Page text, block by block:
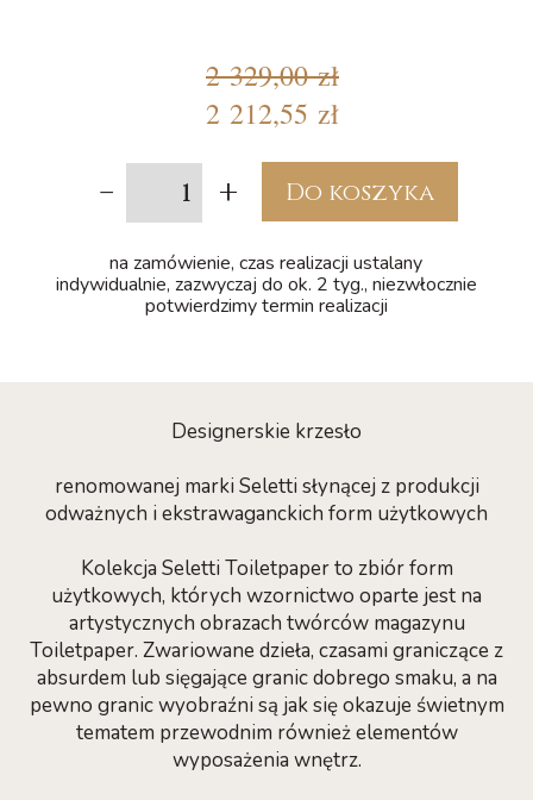
2 329,00 zł
2 212,55 zł
- + Do koszyka
na zamówienie, czas realizacji ustalany
indywidualnie, zazwyczaj do ok. 2 tyg., niezwłocznie
potwierdzimy termin realizacji
Designerskie krzesło
renomowanej marki Seletti słynącej z produkcji
odważnych i ekstrawaganckich form użytkowych
Kolekcja Seletti Toiletpaper to zbiór form
użytkowych, których wzornictwo oparte jest na
artystycznych obrazach twórców magazynu
Toiletpaper. Zwariowane dzieła, czasami graniczące z
absurdem lub sięgające granic dobrego smaku, a na
pewno granic wyobraźni są jak się okazuje świetnym
tematem przewodnim również elementów
wyposażenia wnętrz.